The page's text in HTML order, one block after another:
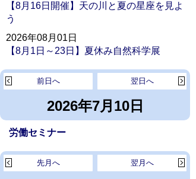
【8月16日開催】天の川と夏の星座を見よ
う
2026年08月01日
【8月1日～23日】夏休み自然科学展
2026年7月10日
翌日へ
前日へ
労働セミナー
翌月へ
先月へ